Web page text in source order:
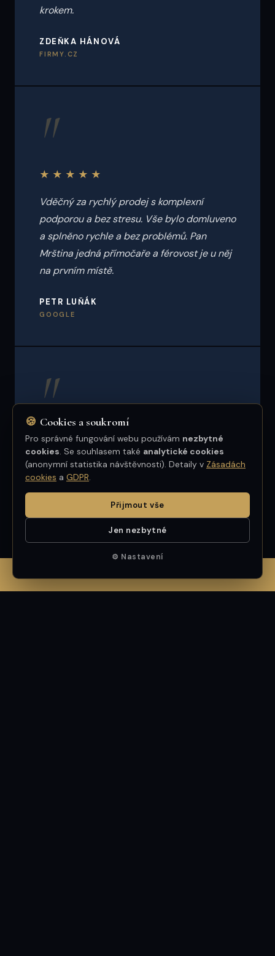
krokem.
ZDEŇKA HÁNOVÁ
FIRMY.CZ
"
★★★★★
Vděčný za rychlý prodej s komplexní
podporou a bez stresu. Vše bylo domluveno
a splněno rychle a bez problémů. Pan
Mrština jedná přímočaře a férovost je u něj
na prvním místě.
PETR LUŇÁK
GOOGLE
"
★★★★★
Profesionální a příjemné jednání — pan
Mrština byl velmi nápomocný i po skončení
transakce. Skvělá komunikace, spolehlivost
a výsledek nad očekávání. Mohu jen
TOMÁŠ BERGER
🍪 Cookies a soukromí
Pro správné fungování webu používám nezbytné
cookies. Se souhlasem také analytické cookies
(anonymní statistika návštěvnosti). Detaily v Zásadách
cookies a GDPR.
Přijmout vše
Jen nezbytné
⚙ Nastavení